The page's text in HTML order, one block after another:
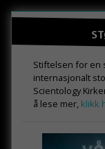
Stiftelsen for en
internasjonalt
Scientology
å lese mer, klikk